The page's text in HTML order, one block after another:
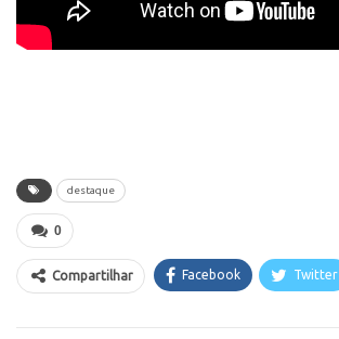
destaque
0
Compartilhar Facebook Twitter